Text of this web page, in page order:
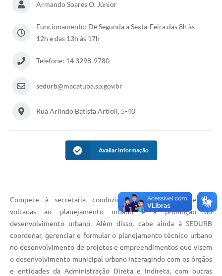
Armando Soares O. Júnior
Funcionamento: De Segunda a Sexta-Feira das 8h às
12h e das 13h às 17h
Telefone: 14 3298-9780
sedurb@macatuba.sp.gov.br
Rua Arlindo Batista Artioli, 5-40
Avaliar Informação
Compete à secretaria conduzir as ações governamentais
voltadas ao planejamento urbano e a promoção do
desenvolvimento urbano. Além disso, cabe ainda à SEDURB
coordenar, gerenciar e formular o planejamento técnico urbano
no desenvolvimento de projetos e empreendimentos que visem
o desenvolvimento municipal urbano interagindo com os órgãos
e entidades da Administração Direta e Indireta, com outras